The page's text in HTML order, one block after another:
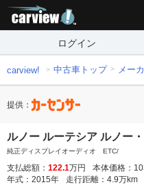
ログイン
carview! 中古車トップ メー
提供：
ルノー ルーテシア ルノー
純正ディスプレイオーディオ ETC/
支払総額： 122.1万円 本体価格：
年式： 2015年 走行距離： 4.9万km